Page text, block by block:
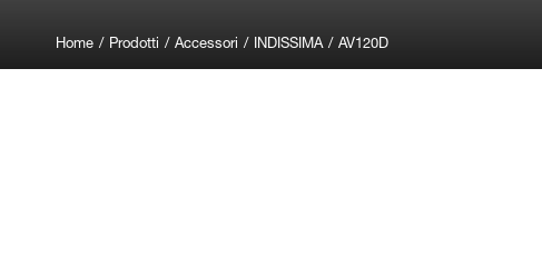
Home / Prodotti / Accessori / INDISSIMA / AV120D